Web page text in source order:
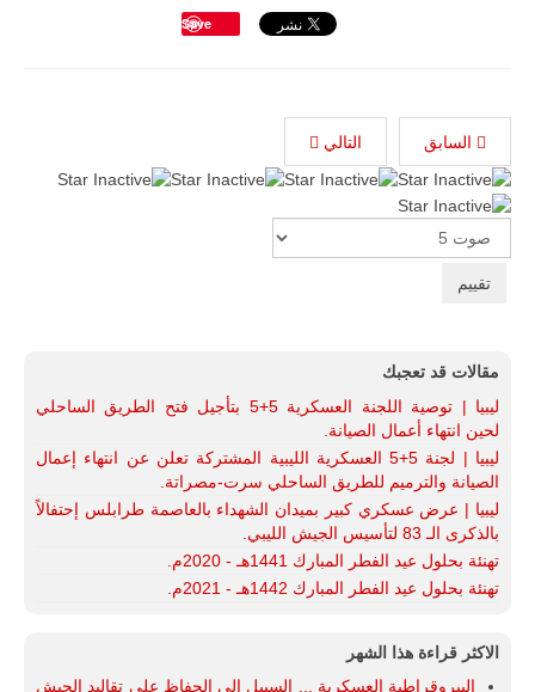
Save
السابق التالي
Rate
مقالات قد تعجبك
ليبيا | توصية اللجنة العسكرية 5+5 بتأجيل فتح الطريق الساحلي
لحين انتهاء أعمال الصيانة.
ليبيا | لجنة 5+5 العسكرية الليبية المشتركة تعلن عن انتهاء إعمال
الصيانة والترميم للطريق الساحلي سرت-مصراتة.
ليبيا | عرض عسكري كبير بميدان الشهداء بالعاصمة طرابلس إحتفالاً
بالذكرى الـ 83 لتأسيس الجيش الليبي.
تهنئة بحلول عيد الفطر المبارك 1441هـ - 2020م.
تهنئة بحلول عيد الفطر المبارك 1442هـ - 2021م.
الاكثر قراءة هذا الشهر
البيروقراطية العسكرية ... السبيل إلى الحفاظ على تقاليد الجيش